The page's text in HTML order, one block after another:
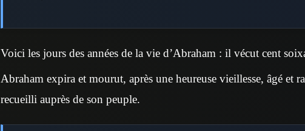
Voici les jours des années de la vie d’Abraham : il vécut cent
Abraham expira et mourut, après une heureuse vieillesse, âgé et
recueilli auprès de son peuple.